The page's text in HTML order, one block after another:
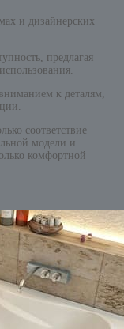
и дизайнерских
предлагая
к деталям,
соответствие
модели и
комфортной